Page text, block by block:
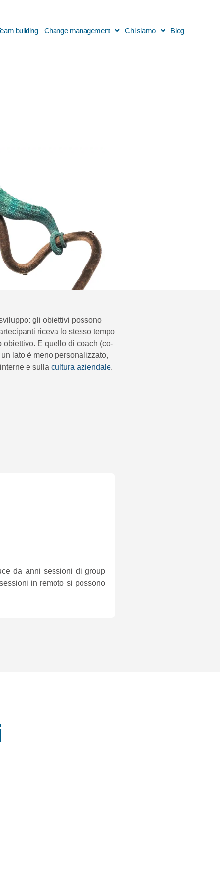
building Change management Chi siamo Blog
gli obiettivi possono
riceva lo stesso tempo
obiettivo. E quello di coach (co-
lato è meno personalizzato,
e sulla cultura aziendale.
da anni sessioni di group
in remoto si possono